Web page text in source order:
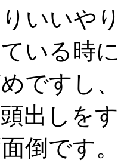
いいや
いる時
ですし
出しを
倒です。